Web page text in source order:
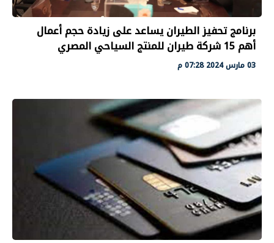
برنامج تحفيز الطيران يساعد على زيادة حجم أعمال
أهم 15 شركة طيران للمنتج السياحي المصري
03 مارس 2024 07:28 م